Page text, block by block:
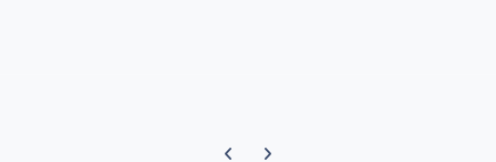
Предыдущий слайд карусели
Следующий слайд карусели